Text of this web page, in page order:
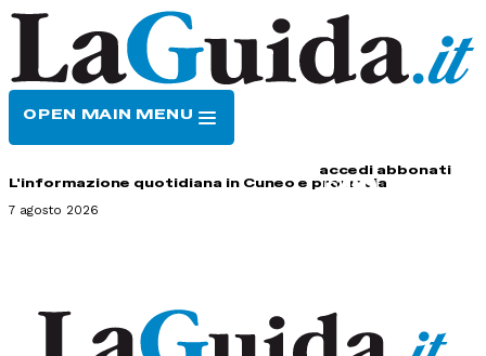
OPEN MAIN MENU
accedi abbonati
L'informazione quotidiana in Cuneo e provincia
7 agosto 2026